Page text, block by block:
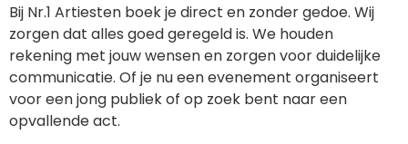
Bij Nr.1 Artiesten boek je direct en zonder gedoe. Wij
zorgen dat alles goed geregeld is. We houden
rekening met jouw wensen en zorgen voor duidelijke
communicatie. Of je nu een evenement organiseert
voor een jong publiek of op zoek bent naar een
opvallende act.